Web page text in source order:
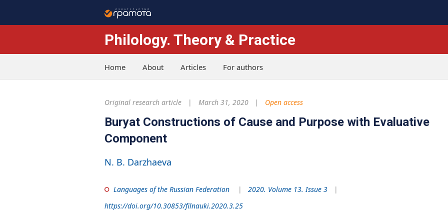
Philology. Theory & Practice
Home About Articles For authors
Original research article March 31, 2020 Open access
Buryat Constructions of Cause and Purpose with Evaluative
Component
N. B. Darzhaeva
Languages of the Russian Federation
2020. Volume 13. Issue 3
https://doi.org/10.30853/filnauki.2020.3.25